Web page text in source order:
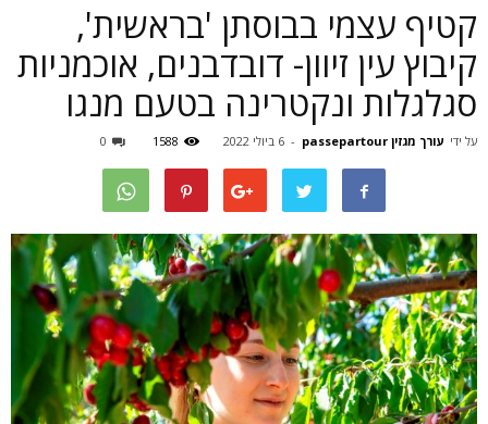
קטיף עצמי בבוסתן 'בראשית',
קיבוץ עין זיוון- דובדבנים, אוכמניות
סגלגלות ונקטרינה בטעם מנגו
על ידי עורך מגזין passepartour - 6 ביולי 2022 1588
0